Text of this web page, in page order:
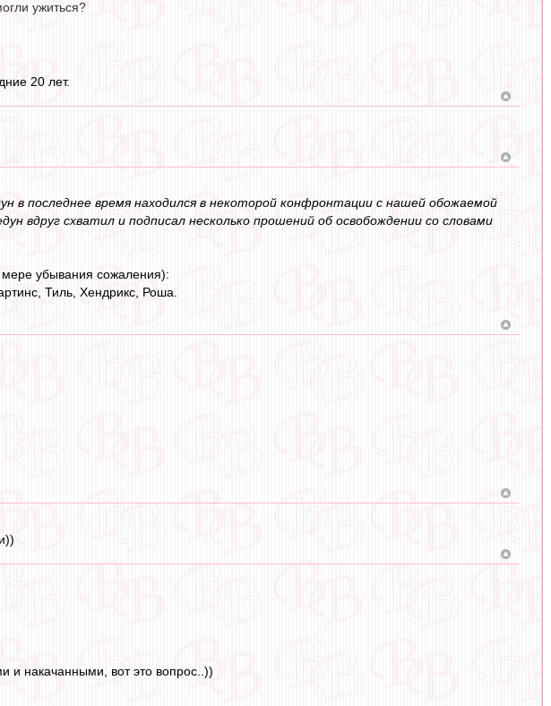
ужиться?
20 лет.
последнее время находился в некоторой конфронтации с нашей обожаемой
вдруг схватил и подписал несколько прошений об освобождении со словами
убывания сожаления):
Тиль, Хендрикс, Роша.
и накачанными, вот это вопрос..))